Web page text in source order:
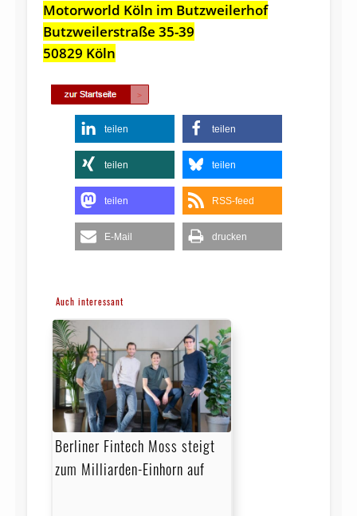
Motorworld Köln im Butzweilerhof
Butzweilerstraße 35-39
50829 Köln
teilen teilen
teilen teilen
teilen RSS-feed
E-Mail drucken
Auch interessant
Berliner Fintech Moss steigt
zum Milliarden-Einhorn auf